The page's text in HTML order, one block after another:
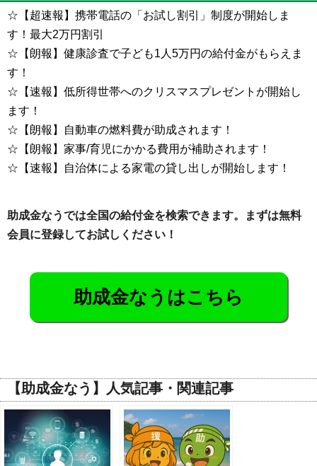
☆【超速報】携帯電話の「お試し割引」制度が開始しま
す！最大2万円割引
☆【朗報】健康診査で子ども1人5万円の給付金がもらえま
す！
☆【速報】低所得世帯へのクリスマスプレゼントが開始し
ます！
☆【朗報】自動車の燃料費が助成されます！
☆【朗報】家事/育児にかかる費用が補助されます！
☆【速報】自治体による家電の貸し出しが開始します！
助成金なうでは全国の給付金を検索できます。まずは無料
会員に登録してお試しください！
助成金なうはこちら
【助成金なう】人気記事・関連記事